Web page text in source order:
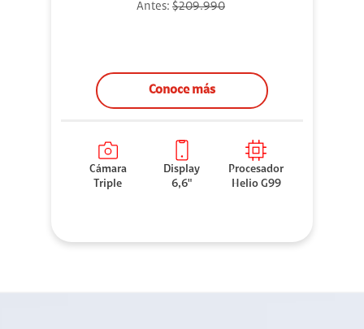
Antes: $209.990
Conoce más
Cámara
Triple
Display
6,6"
Procesador
Helio G99